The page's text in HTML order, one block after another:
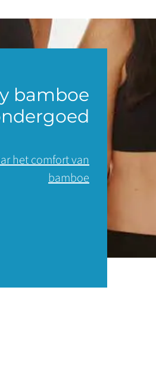
bamboe
het comfort van
bamboe